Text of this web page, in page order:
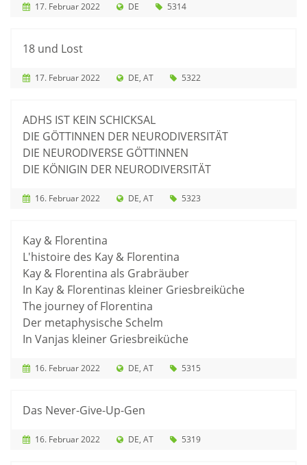
17. Februar 2022 DE 5314
18 und Lost
17. Februar 2022 DE AT 5322
ADHS IST KEIN SCHICKSAL
DIE GÖTTINNEN DER NEURODIVERSITÄT
DIE NEURODIVERSE GÖTTINNEN
DIE KÖNIGIN DER NEURODIVERSITÄT
16. Februar 2022 DE AT 5323
Kay & Florentina
L'histoire des Kay & Florentina
Kay & Florentina als Grabräuber
In Kay & Florentinas kleiner Griesbreiküche
The journey of Florentina
Der metaphysische Schelm
In Vanjas kleiner Griesbreiküche
16. Februar 2022 DE AT 5315
Das Never-Give-Up-Gen
16. Februar 2022 DE AT 5319